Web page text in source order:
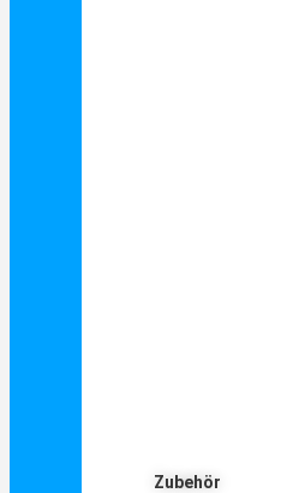
Zubehör